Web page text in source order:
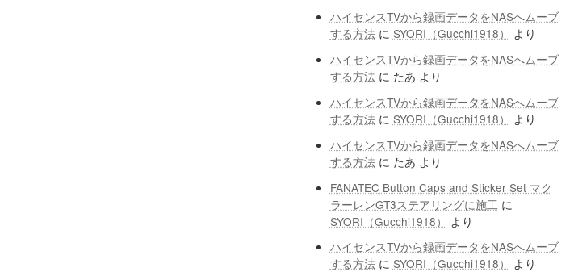
ハイセンスTVから録画データをNASへムーブ
する方法に SYORI（Gucchi1918）
より
ハイセンスTVから録画データをNASへムーブ
する方法に たあ より
ハイセンスTVから録画データをNASへムーブ
する方法に SYORI（Gucchi1918）
より
ハイセンスTVから録画データをNASへムーブ
する方法に たあ より
FANATEC Button Caps and Sticker Set マク
ラーレンGT3ステアリングに施工 に
SYORI（Gucchi1918）
より
ハイセンスTVから録画データをNASへムーブ
する方法に SYORI（Gucchi1918） より